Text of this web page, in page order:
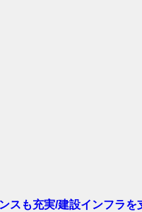
スも充実/建設インフラ